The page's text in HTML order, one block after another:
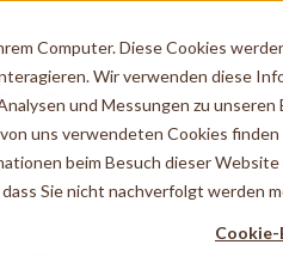
Computer. Diese Cookies
Wir verwenden diese
und Messungen zu
uns verwendeten Cookies
beim Besuch dieser
Sie nicht nachverfolgt werden
Cookie-